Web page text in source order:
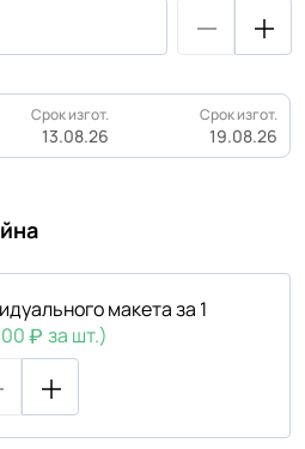
Срок изгот.
13.08.26
Срок изгот.
19.08.26
макета за 1
за шт.)